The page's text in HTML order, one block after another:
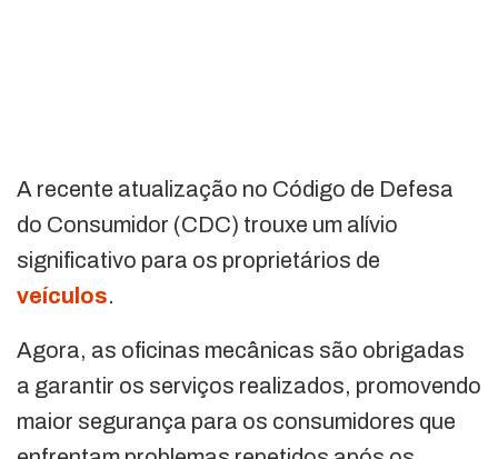
A recente atualização no Código de Defesa
do Consumidor (CDC) trouxe um alívio
significativo para os proprietários de
veículos.
Agora, as oficinas mecânicas são obrigadas
a garantir os serviços realizados, promovendo
maior segurança para os consumidores que